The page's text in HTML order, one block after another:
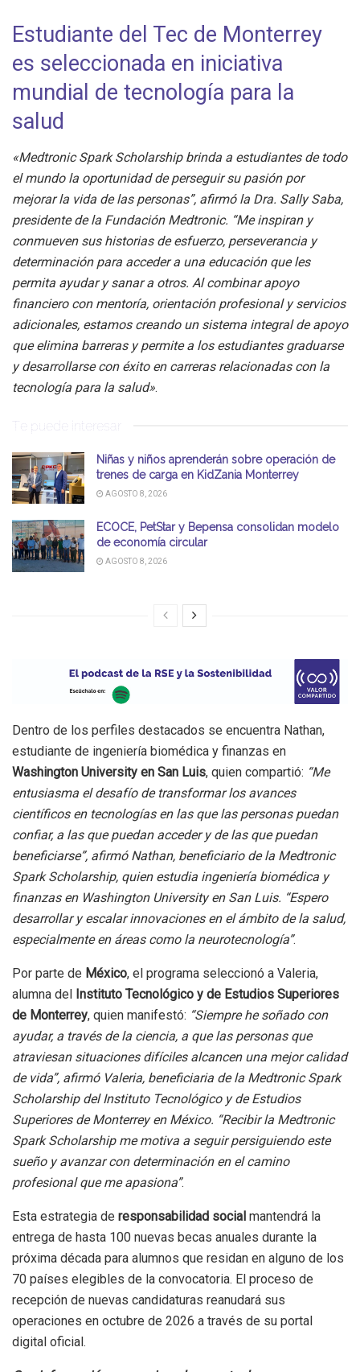
Estudiante del Tec de Monterrey
es seleccionada en iniciativa
mundial de tecnología para la
salud
«Medtronic Spark Scholarship brinda a estudiantes de todo
el mundo la oportunidad de perseguir su pasión por
mejorar la vida de las personas”, afirmó la Dra. Sally Saba,
presidente de la Fundación Medtronic. “Me inspiran y
conmueven sus historias de esfuerzo, perseverancia y
determinación para acceder a una educación que les
permita ayudar y sanar a otros. Al combinar apoyo
financiero con mentoría, orientación profesional y servicios
adicionales, estamos creando un sistema integral de apoyo
que elimina barreras y permite a los estudiantes graduarse
y desarrollarse con éxito en carreras relacionadas con la
tecnología para la salud».
Te puede interesar
Niñas y niños aprenderán sobre operación de
trenes de carga en KidZania Monterrey
AGOSTO 8, 2026
ECOCE, PetStar y Bepensa consolidan modelo
de economía circular
AGOSTO 8, 2026
Dentro de los perfiles destacados se encuentra Nathan,
estudiante de ingeniería biomédica y finanzas en
Washington University en San Luis, quien compartió: “Me
entusiasma el desafío de transformar los avances
científicos en tecnologías en las que las personas puedan
confiar, a las que puedan acceder y de las que puedan
beneficiarse”, afirmó Nathan, beneficiario de la Medtronic
Spark Scholarship, quien estudia ingeniería biomédica y
finanzas en Washington University en San Luis. “Espero
desarrollar y escalar innovaciones en el ámbito de la salud,
especialmente en áreas como la neurotecnología”.
Por parte de México, el programa seleccionó a Valeria,
alumna del Instituto Tecnológico y de Estudios Superiores
de Monterrey, quien manifestó: “Siempre he soñado con
ayudar, a través de la ciencia, a que las personas que
atraviesan situaciones difíciles alcancen una mejor calidad
de vida”, afirmó Valeria, beneficiaria de la Medtronic Spark
Scholarship del Instituto Tecnológico y de Estudios
Superiores de Monterrey en México. “Recibir la Medtronic
Spark Scholarship me motiva a seguir persiguiendo este
sueño y avanzar con determinación en el camino
profesional que me apasiona”.
Esta estrategia de responsabilidad social mantendrá la
entrega de hasta 100 nuevas becas anuales durante la
próxima década para alumnos que residan en alguno de los
70 países elegibles de la convocatoria. El proceso de
recepción de nuevas candidaturas reanudará sus
operaciones en octubre de 2026 a través de su portal
digital oficial.